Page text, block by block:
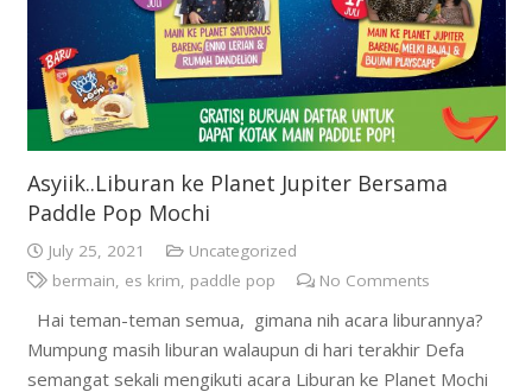
Asyiik..Liburan ke Planet Jupiter Bersama
Paddle Pop Mochi
July 25, 2021
Uncategorized
bermain, es krim, paddle pop No Comments
Hai teman-teman semua, gimana nih acara liburannya?
Mumpung masih liburan walaupun di hari terakhir Defa
semangat sekali mengikuti acara Liburan ke Planet Mochi